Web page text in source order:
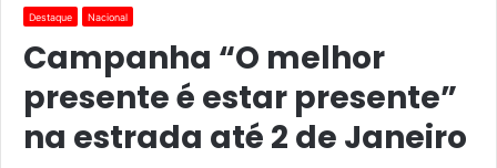
Destaque Nacional
Campanha “O melhor
presente é estar presente”
na estrada até 2 de Janeiro